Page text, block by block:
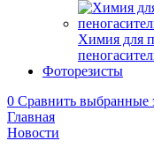
Химия для
Фоторезисты
0 Сравнить выбранные
Главная
Новости